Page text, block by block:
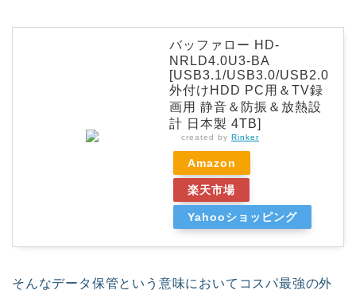
バッファロー HD-
NRLD4.0U3-BA
[USB3.1/USB3.0/USB2.0
外付けHDD PC用＆TV録
画用 静音＆防振＆放熱設
計 日本製 4TB]
created by Rinker
Amazon
楽天市場
Yahooショッピング
そんなデータ保管という意味においてコスパ最強の外